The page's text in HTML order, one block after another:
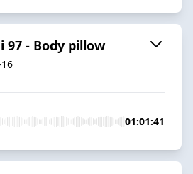
97 - Body pillow
01:01:41